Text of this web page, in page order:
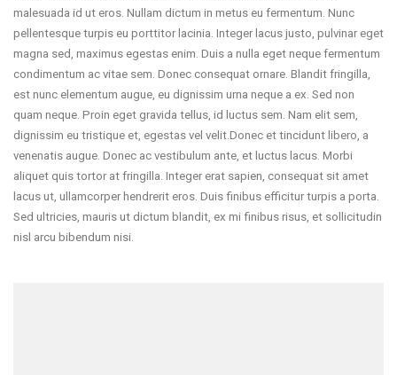
malesuada id ut eros. Nullam dictum in metus eu fermentum. Nunc
pellentesque turpis eu porttitor lacinia. Integer lacus justo, pulvinar eget
magna sed, maximus egestas enim. Duis a nulla eget neque fermentum
condimentum ac vitae sem. Donec consequat ornare. Blandit fringilla,
est nunc elementum augue, eu dignissim urna neque a ex. Sed non
quam neque. Proin eget gravida tellus, id luctus sem. Nam elit sem,
dignissim eu tristique et, egestas vel velit.Donec et tincidunt libero, a
venenatis augue. Donec ac vestibulum ante, et luctus lacus. Morbi
aliquet quis tortor at fringilla. Integer erat sapien, consequat sit amet
lacus ut, ullamcorper hendrerit eros. Duis finibus efficitur turpis a porta.
Sed ultricies, mauris ut dictum blandit, ex mi finibus risus, et sollicitudin
nisl arcu bibendum nisi.